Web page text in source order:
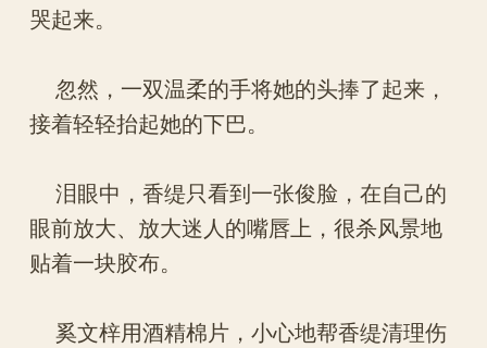
哭起来。
忽然，一双温柔的手将她的头捧了起来，
接着轻轻抬起她的下巴。
泪眼中，香缇只看到一张俊脸，在自己的
眼前放大、放大迷人的嘴唇上，很杀风景地
贴着一块胶布。
奚文梓用酒精棉片，小心地帮香缇清理伤